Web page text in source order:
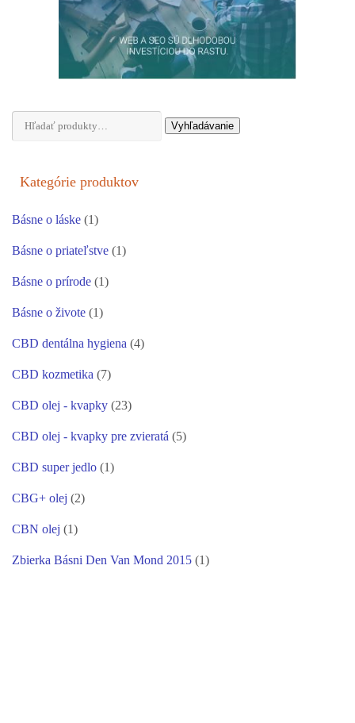
Hľadať: Vyhľadávanie
Kategórie produktov
Básne o láske (1)
Básne o priateľstve (1)
Básne o prírode (1)
Básne o živote (1)
CBD dentálna hygiena (4)
CBD kozmetika (7)
CBD olej - kvapky (23)
CBD olej - kvapky pre zvieratá (5)
CBD super jedlo (1)
CBG+ olej (2)
CBN olej (1)
Zbierka Básni Den Van Mond 2015 (1)